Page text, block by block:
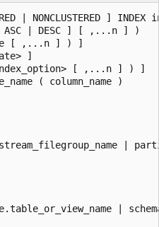
| NONCLUSTERED ] INDEX
| DESC ] [ ,...n ] )
[ ,...n ] ) ]
]
[ ,...n ] ) ]
( column_name )
|
|